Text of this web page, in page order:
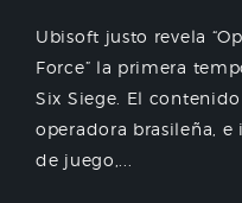
Ubisoft justo revela
Force” la primera
Six Siege. El
operadora brasileña,
de juego,...